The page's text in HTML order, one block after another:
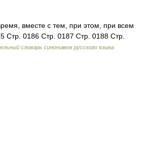
вместе с тем, при этом, при всем
Стр. 0186 Стр. 0187 Стр. 0188 Стр.
словарь синонимов русского языка